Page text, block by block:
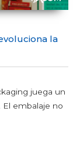
la
juega un
embalaje no